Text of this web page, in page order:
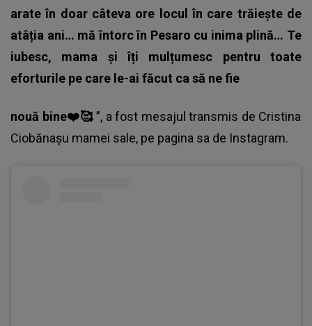
arate în doar câteva ore locul în care trăiește de
atâția ani… mă întorc în Pesaro cu inima plină… Te
iubesc, mama și îți mulțumesc pentru toate
eforturile pe care le-ai făcut ca să ne fie
nouă bine❤️🥰”, a fost mesajul transmis de Cristina
Ciobănașu mamei sale, pe pagina sa de Instagram.